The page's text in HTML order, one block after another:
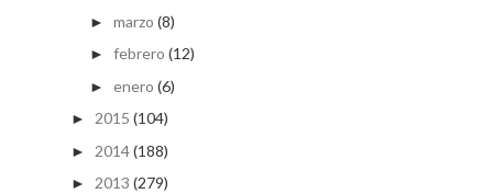
► marzo (8)
► febrero (12)
► enero (6)
► 2015 (104)
► 2014(188)
► 2013 (279)